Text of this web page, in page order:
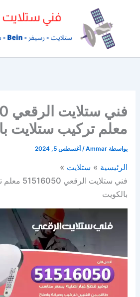
معلم تركيب ستلايت
بواسطة Ammar
/ أغسطس 5, 2024
الرئيسية
ستلايت
فني ستلايت
بالكويت